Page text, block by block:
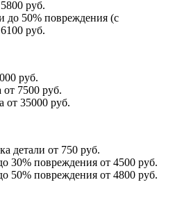
руб.
до 50% повреждения (с
руб.
руб.
от 7500 руб.
от 35000 руб.
детали от 750 руб.
30% повреждения от 4500 руб.
50% повреждения от 4800 руб.